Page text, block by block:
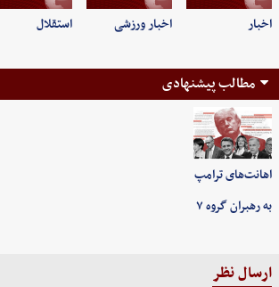
اخبار اخبار ورزشی استقلال
مطالب پیشنهادی
اهانت‌های ترامپ
به رهبران گروه ۷
ارسال نظر